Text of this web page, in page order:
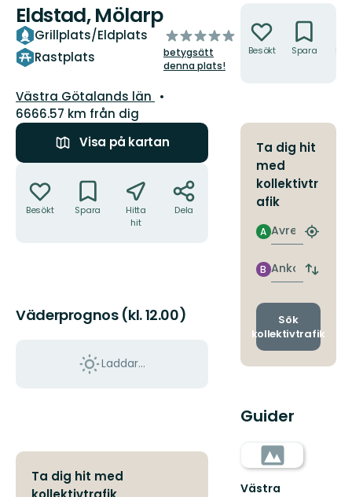
Eldstad, Mölarp
Grillplats/Eldplats
Rastplats
av
5
stjärnor
betygsätt
denna plats!
Län:
Västra Götalands län
6666.57 km från dig
Visa på kartan
Besökt Spara
Hitta
hit
Dela
Väderprognos (kl. 12.00)
Laddar...
Ta dig hit med
Besökt Spara
Ta dig hit
med
kollektivtr
afik
Avresa
A
Hitta
Ankomst
B
Byt
och
Sök
kollektivtrafik
Guider
Västra